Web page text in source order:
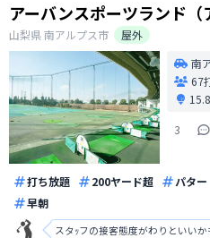
アーバンスポーツランド（
山梨県南アルプス市
屋外
南
67
3
打ち放題 200ヤード超 パター
早朝
スタｯフの接客態度がわりといいか